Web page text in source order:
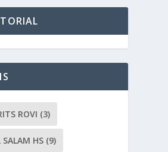
ROVI (3)
SALAM HS (9)